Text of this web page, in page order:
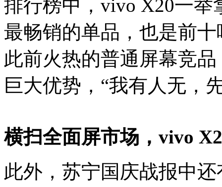
排行榜中，vivo X20一
最畅销的单品，也是前
此前火热的普通屏幕竞
巨大优势，“我有人无，
横扫全面屏市场，vivo
此外，苏宁国庆战报中